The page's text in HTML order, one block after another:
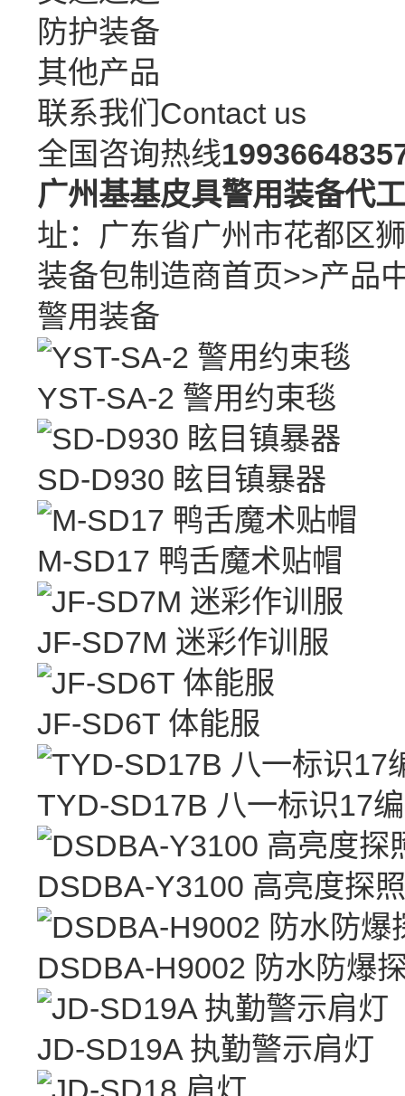
防护装备
其他产品
联系我们Contact us
全国咨询热线
广州基基皮具警用装备代
址：广东省广州市花都区
装备包制造商首页>>产品
警用装备
YST-SA-2 警用约束毯
SD-D930 眩目镇暴器
M-SD17 鸭舌魔术贴帽
JF-SD7M 迷彩作训服
JF-SD6T 体能服
TYD-SD17B 八一标识17
DSDBA-Y3100 高亮度探
DSDBA-H9002 防水防爆
JD-SD19A 执勤警示肩灯